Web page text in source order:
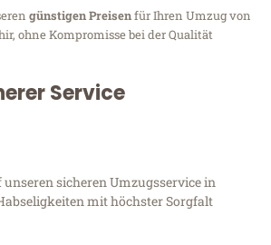
günstigen Preisenfür Ihren Umzug von
ohne Kompromisse bei der Qualität
Service
unseren sicheren Umzugsservice in
mit höchster Sorgfalt